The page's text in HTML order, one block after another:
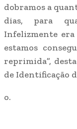
dobramos a
dias, para
Infelizmente
estamos
reprimida”,
de Identificação
o.